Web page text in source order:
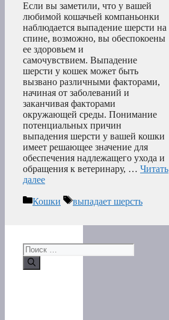
Если вы заметили, что у вашей
любимой кошачьей компаньонки
наблюдается выпадение шерсти на
спине, возможно, вы обеспокоены
ее здоровьем и
самочувствием. Выпадение
шерсти у кошек может быть
вызвано различными факторами,
начиная от заболеваний и
заканчивая факторами
окружающей среды. Понимание
потенциальных причин
выпадения шерсти у вашей кошки
имеет решающее значение для
обеспечения надлежащего ухода и
обращения к ветеринару, … Читать
далее
Рубрики
Кошки Метки
выпадает шерсть
Поиск: